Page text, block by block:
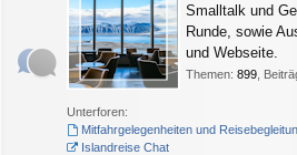
Smalltalk und
Runde, sowie
und Webseite.
Themen: 899
Unterforen:
Mitfahrgelegenheiten und
Islandreise Chat